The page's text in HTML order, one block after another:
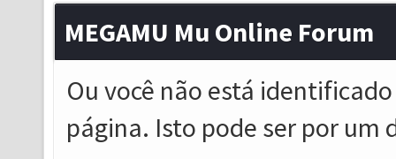
MEGAMU Mu Online Forum
Ou você não está
página. Isto pode ser por um